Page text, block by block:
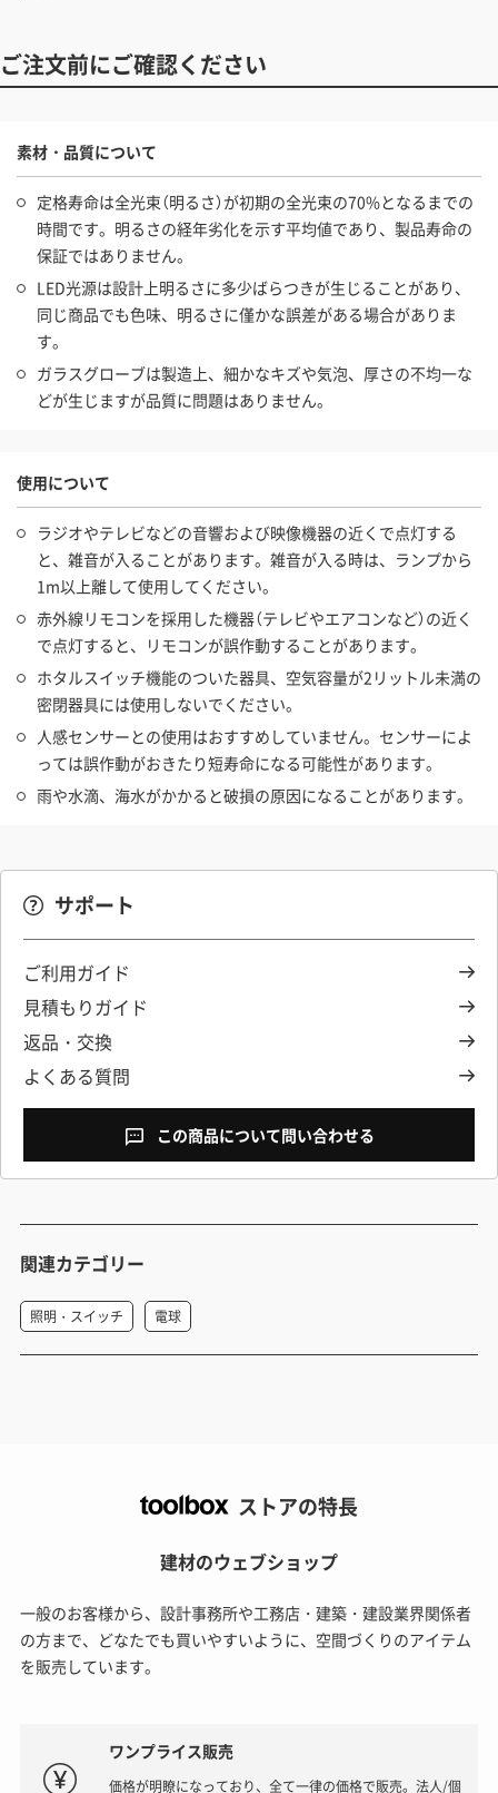
ご注文前にご確認ください
素材・品質について
定格寿命は全光束（明るさ）が初期の全光束の70%となるまでの
時間です。明るさの経年劣化を示す平均値であり、製品寿命の
保証ではありません。
LED光源は設計上明るさに多少ばらつきが生じることがあり、
同じ商品でも色味、明るさに僅かな誤差がある場合がありま
す。
ガラスグローブは製造上、細かなキズや気泡、厚さの不均一な
どが生じますが品質に問題はありません。
使用について
ラジオやテレビなどの音響および映像機器の近くで点灯する
と、雑音が入ることがあります。雑音が入る時は、ランプから
1m以上離して使用してください。
赤外線リモコンを採用した機器（テレビやエアコンなど）の近く
で点灯すると、リモコンが誤作動することがあります。
ホタルスイッチ機能のついた器具、空気容量が2リットル未満の
密閉器具には使用しないでください。
人感センサーとの使用はおすすめしていません。センサーによ
っては誤作動がおきたり短寿命になる可能性があります。
雨や水滴、海水がかかると破損の原因になることがあります。
サポート
ご利用ガイド
見積もりガイド
返品・交換
よくある質問
この商品について問い合わせる
関連カテゴリー
照明・スイッチ 電球
ストアの特長
建材のウェブショップ
一般のお客様から、設計事務所や工務店・建築・建設業界関係者
の方まで、どなたでも買いやすいように、空間づくりのアイテム
を販売しています。
ワンプライス販売
価格が明瞭になっており、全て一律の価格で販売。法人/個